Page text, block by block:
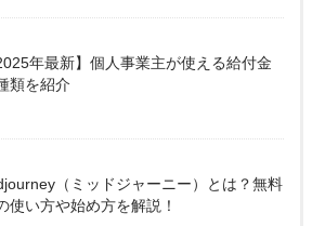
2025年最新】個人事業主が使える給付金
類を紹介
（ミッドジャーニー）とは？無料
使い方や始め方を解説！